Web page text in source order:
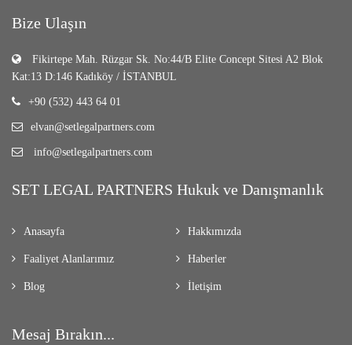
Bize Ulaşın
Fikirtepe Mah. Rüzgar Sk. No:44/B Elite Concept Sitesi A2 Blok
Kat:13 D:146 Kadıköy / İSTANBUL
+90 (532) 443 64 01
elvan@setlegalpartners.com
info@setlegalpartners.com
SET LEGAL PARTNERS Hukuk ve Danışmanlık
Anasayfa Hakkımızda
Faaliyet Alanlarımız Haberler
Blog İletişim
Mesaj Bırakın...